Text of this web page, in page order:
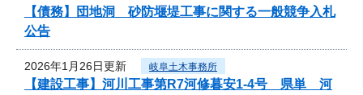
【債務】団地洞 砂防堰堤工事に関する一般競争入札
公告
2026年1月26日更新 岐阜土木事務所
【建設工事】河川工事第R7河修暮安1-4号 県単 河